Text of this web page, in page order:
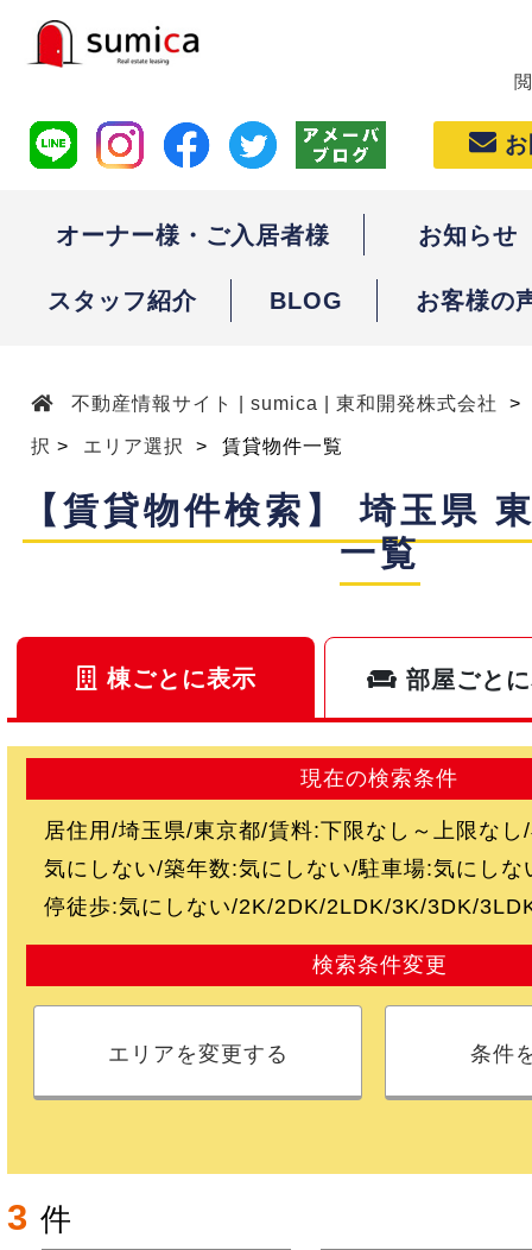
オーナー様・ご入居者様 お知らせ
スタッフ紹介 BLOG お客様の
不動産情報サイト | sumica | 東和開発株式会社
択 エリア選択 賃貸物件一覧
【賃貸物件検索】 埼玉県
一覧
棟ごとに表示 部屋ごと
現在の検索条件
居住用 埼玉県 東京都 賃料:下限なし～上限なし
気にしない 築年数:気にしない 駐車場:気にしな
停徒歩:気にしない 2K 2DK 2LDK 3K 3DK
検索条件変更
エリアを変更する 条件
3件